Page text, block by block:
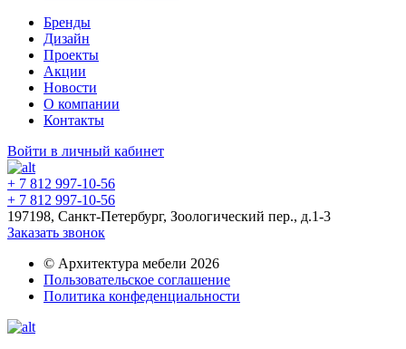
Бренды
Дизайн
Проекты
Акции
Новости
О компании
Контакты
Войти в личный кабинет
+ 7 812 997-10-56
+ 7 812 997-10-56
197198, Санкт-Петербург, Зоологический пер., д.1-3
Заказать звонок
© Архитектура мебели 2026
Пользовательское соглашение
Политика конфеденциальности